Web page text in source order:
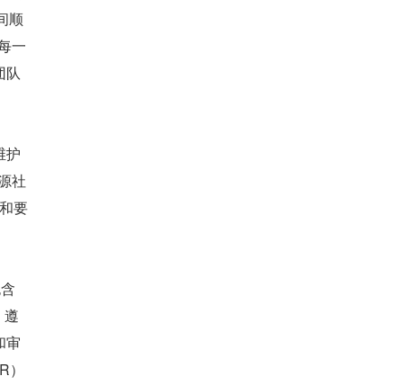
顺
一
队
护
社
要
遵
审